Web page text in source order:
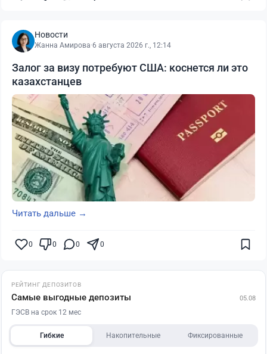
Новости
Жанна Амирова·6 августа 2026 г., 12:14
Залог за визу потребуют США: коснется ли это
казахстанцев
Читать дальше →
0 0 0 0
РЕЙТИНГ ДЕПОЗИТОВ
Самые выгодные депозиты 05.08
ГЭСВ на срок 12 мес
Гибкие Накопительные Фиксированные